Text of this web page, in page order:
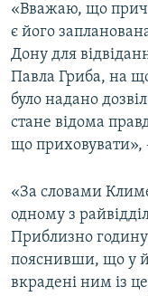
«Вважаю, що
є його
Дону для
Павла Гриба, на
було надано
стане відома
що приховувати»,
«За словами
одному з
Приблизно годину
пояснивши, що у
вкрадені ним із